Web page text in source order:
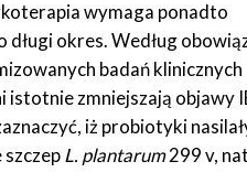
wymaga ponadto
okres. Według
badań klinicznych
zmniejszają objawy
iż probiotyki
L. plantarum299 v,